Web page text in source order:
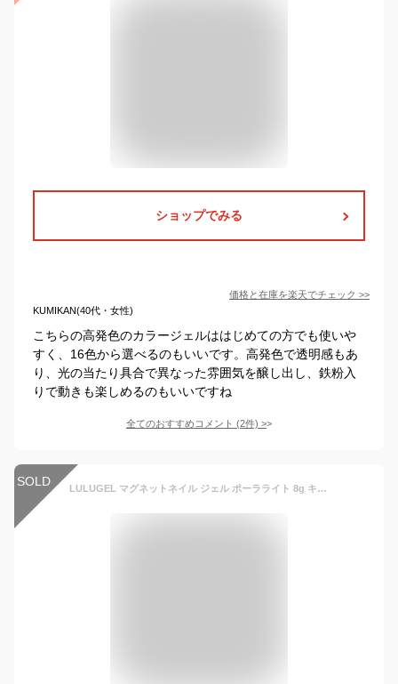
ショップでみる
価格と在庫を楽天でチェック >>
KUMIKAN(40代・女性)
こちらの高発色のカラージェルははじめての方でも使いや
すく、16色から選べるのもいいです。高発色で透明感もあ
り、光の当たり具合で異なった雰囲気を醸し出し、鉄粉入
りで動きも楽しめるのもいいですね
全てのおすすめコメント (2件) >
SOLD LULUGEL マグネットネイル ジェル ポーラライト 8g キャッツアイ ネイル ポリッシュ マグネット キャッツアイジェルネイル 異色マグネット マグネットジェル クリア ジェルネイル 磁石 ジェル グリーン ピンク ホワイト ブルー